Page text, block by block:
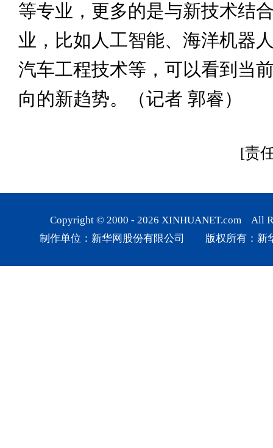
等专业，更多的是与新技术结
业，比如人工智能、海洋机器
汽车工程技术等，可以看到当
向的新趋势。（记者 郭睿）
[责
Copyright © 2000 - 2026 XINHUANET.com All
制作单位：新华网股份有限公司 版权所有：新